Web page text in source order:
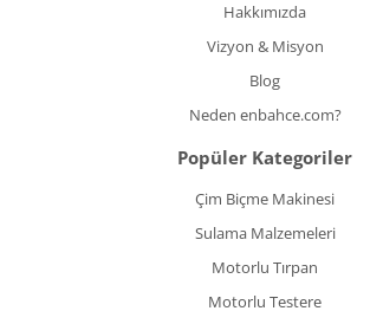
Hakkımızda
Vizyon & Misyon
Blog
Neden enbahce.com?
Popüler Kategoriler
Çim Biçme Makinesi
Sulama Malzemeleri
Motorlu Tırpan
Motorlu Testere